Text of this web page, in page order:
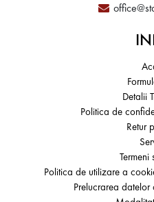
Detalii
Politica de
Retur
Termeni
Politica de utilizare a
Prelucrarea